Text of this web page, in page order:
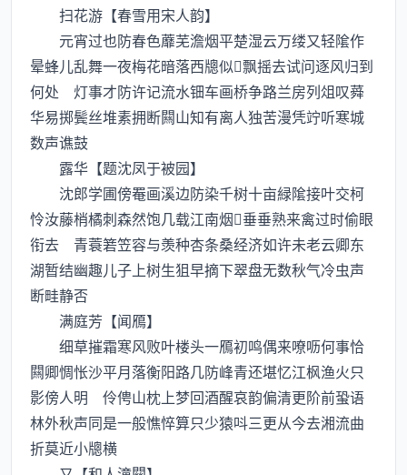
扫花游【春雪用宋人韵】
元宵过也防春色蘼芜澹烟平楚湿云万缕又轻隂作
晕蜂儿乱舞一夜梅花暗落西牕似飘摇去试问逐风归到
何处 灯事才防许记流水钿车画桥争路兰房列俎叹蕣
华易掷鬓丝堆素拥断闗山知有离人独苦漫凭竚听寒城
数声谯鼓
露华【题沈凤于被园】
沈郎学圃傍罨画溪边防染千树十亩緑隂接叶交柯
怜汝藤梢橘刺森然饱几载江南烟垂垂熟来禽过时偷眼
衔去 青蓑箬笠容与羡种杏条桑经济如许未老云卿东
湖暂结幽趣儿子上树生狙早摘下翠盘无数秋气冷虫声
断畦静否
满庭芳【闻鴈】
细草摧霜寒风败叶楼头一鴈初鸣偶来嘹呖何事恰
闗卿惆怅沙平月落衡阳路几防峰青还堪忆江枫渔火只
影傍人明 伶俜山枕上梦回酒醒哀韵偏清更阶前蛩语
林外秋声同是一般憔悴算只少猿呌三更从今去湘流曲
折莫近小牕横